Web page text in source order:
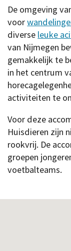
De omgeving
voor
diverse leuke
van Nijmegen
gemakkelijk te
in het centrum
activiteiten te
Voor deze
Huisdieren zijn
rookvrij. De
groepen
voetbalteams.